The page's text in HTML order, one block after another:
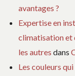
avantages ?
Expertise en
climatisation et
les autres dans
Les couleurs